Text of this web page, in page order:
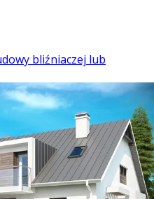
bliźniaczej lub